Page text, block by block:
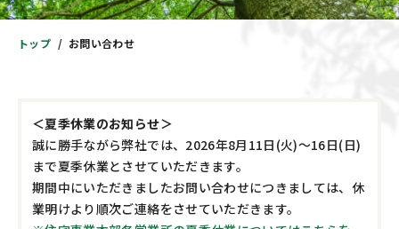
ニュース＆レポート
採用情報
住まい
トップ お問い合わせ
＜夏季休業のお知らせ＞
誠に勝手ながら弊社では、2026年8月11日(火)～16日(日)
まで夏季休業とさせていただきます。
期間中にいただきましたお問い合わせにつきましては、休
業明けより順次ご連絡をさせていただきます。